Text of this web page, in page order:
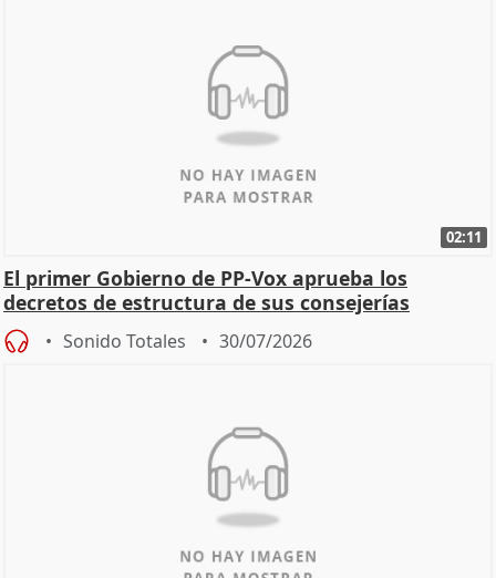
02:11
El primer Gobierno de PP-Vox aprueba los
decretos de estructura de sus consejerías
Sonido Totales 30/07/2026